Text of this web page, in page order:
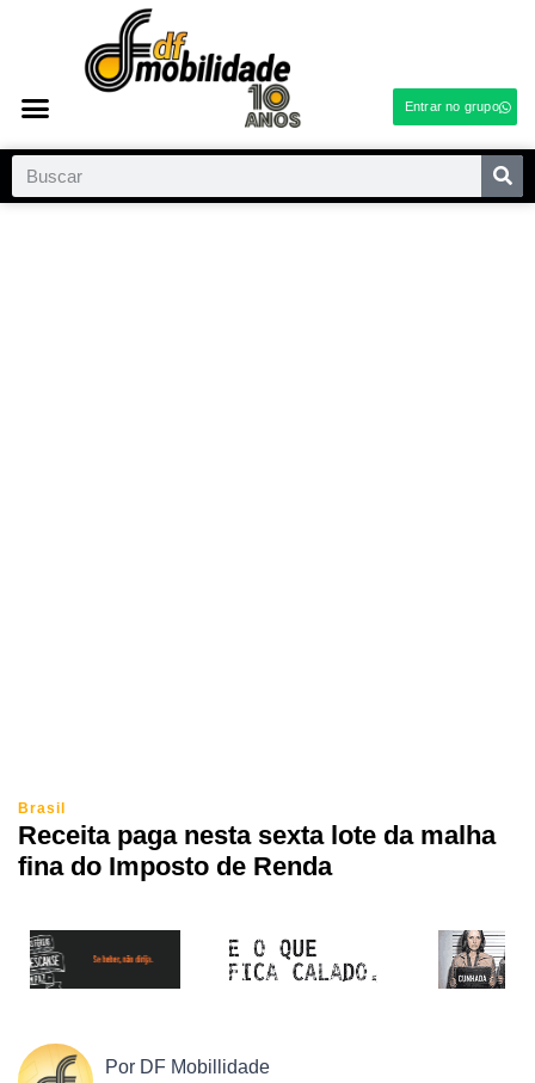
Entrar no grupo
Brasil
Receita paga nesta sexta lote da malha
fina do Imposto de Renda
Por DF Mobillidade